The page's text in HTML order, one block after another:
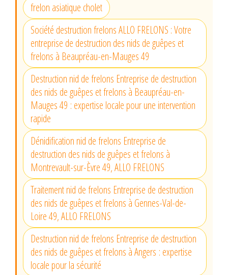
frelon asiatique cholet
Société destruction frelons ALLO FRELONS : Votre
entreprise de destruction des nids de guêpes et
frelons à Beaupréau-en-Mauges 49
Destruction nid de frelons Entreprise de destruction
des nids de guêpes et frelons à Beaupréau-en-
Mauges 49 : expertise locale pour une intervention
rapide
Dénidification nid de frelons Entreprise de
destruction des nids de guêpes et frelons à
Montrevault-sur-Èvre 49, ALLO FRELONS
Traitement nid de frelons Entreprise de destruction
des nids de guêpes et frelons à Gennes-Val-de-
Loire 49, ALLO FRELONS
Destruction nid de frelons Entreprise de destruction
des nids de guêpes et frelons à Angers : expertise
locale pour la sécurité